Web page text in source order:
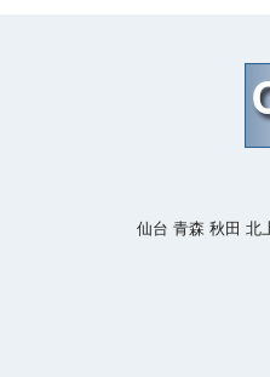
仙台 青森 秋田 北